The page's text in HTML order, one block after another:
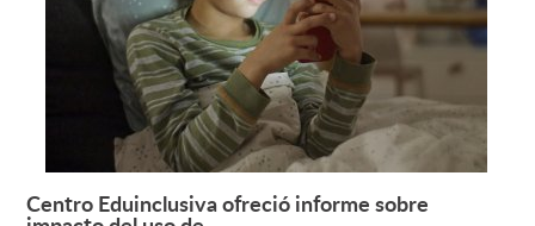
Centro Eduinclusiva ofreció informe sobre